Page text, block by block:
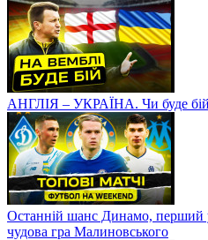
АНГЛІЯ – УКРАЇНА. Чи буде бій
Останній шанс Динамо,
чудова гра Малиновського